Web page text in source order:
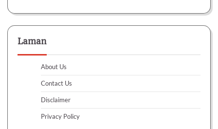
Laman
About Us
Contact Us
Disclaimer
Privacy Policy